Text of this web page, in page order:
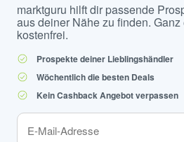
marktguru hilft dir passende
aus deiner Nähe zu finden.
kostenfrei.
Prospekte deiner Lieblingshändler
Wöchentlich die besten Deals
Kein Cashback Angebot verpassen